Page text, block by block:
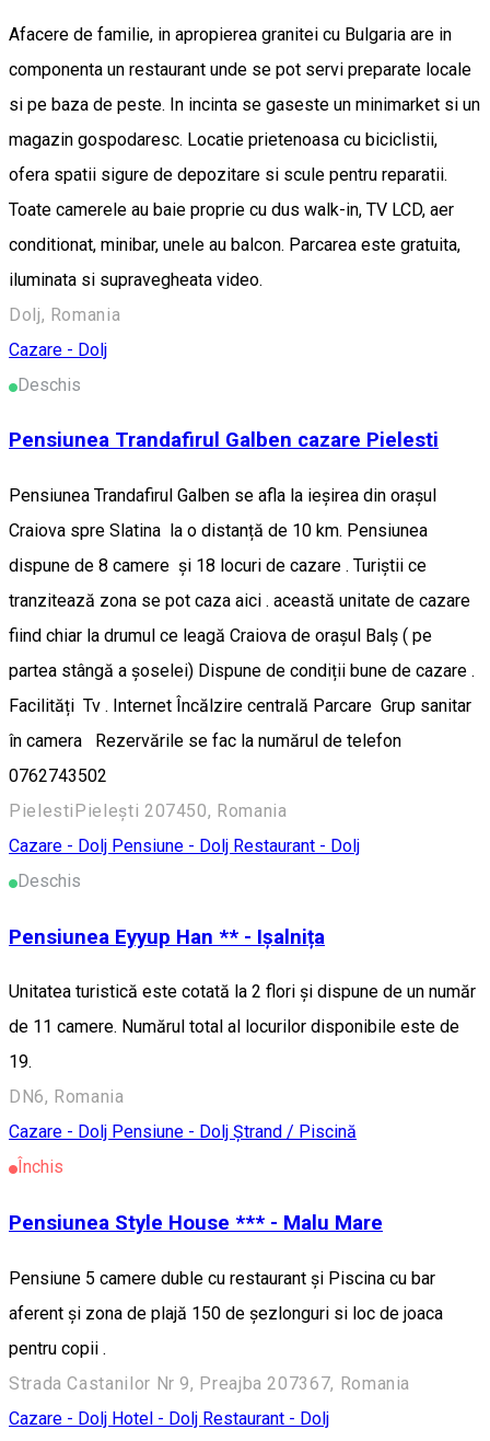
Afacere de familie, in apropierea granitei cu Bulgaria are in
componenta un restaurant unde se pot servi preparate locale
si pe baza de peste. In incinta se gaseste un minimarket si un
magazin gospodaresc. Locatie prietenoasa cu biciclistii,
ofera spatii sigure de depozitare si scule pentru reparatii.
Toate camerele au baie proprie cu dus walk-in, TV LCD, aer
conditionat, minibar, unele au balcon. Parcarea este gratuita,
iluminata si supravegheata video.
Dolj, Romania
Cazare - Dolj
Deschis
Pensiunea Trandafirul Galben cazare Pielesti
Pensiunea Trandafirul Galben se afla la ieșirea din orașul
Craiova spre Slatina la o distanță de 10 km. Pensiunea
dispune de 8 camere și 18 locuri de cazare . Turiștii ce
tranzitează zona se pot caza aici . această unitate de cazare
fiind chiar la drumul ce leagă Craiova de orașul Balș ( pe
partea stângă a șoselei) Dispune de condiții bune de cazare .
Facilități Tv . Internet Încălzire centrală Parcare Grup sanitar
în camera Rezervările se fac la numărul de telefon
0762743502
PielestiPielești 207450, Romania
Cazare - Dolj Pensiune - Dolj Restaurant - Dolj
Deschis
Pensiunea Eyyup Han ** - Ișalnița
Unitatea turistică este cotată la 2 flori și dispune de un număr
de 11 camere. Numărul total al locurilor disponibile este de
19.
DN6, Romania
Cazare - Dolj Pensiune - Dolj Ștrand / Piscină
Închis
Pensiunea Style House *** - Malu Mare
Pensiune 5 camere duble cu restaurant și Piscina cu bar
aferent și zona de plajă 150 de șezlonguri si loc de joaca
pentru copii .
Strada Castanilor Nr 9, Preajba 207367, Romania
Cazare - Dolj Hotel - Dolj Restaurant - Dolj